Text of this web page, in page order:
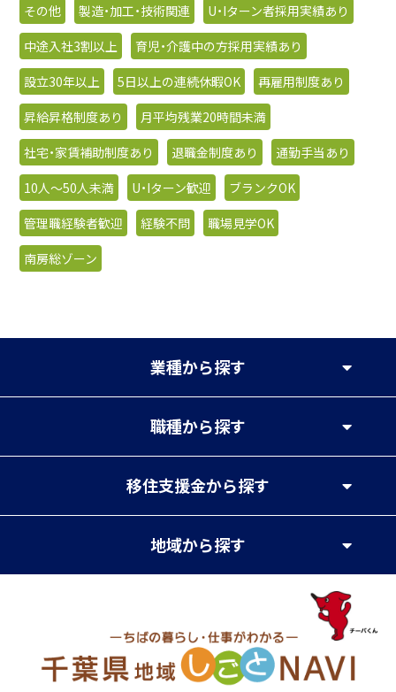
その他
製造・加工・技術関連
U・Iターン者採用実績あり
中途入社3割以上
育児・介護中の方採用実績あり
設立30年以上
5日以上の連続休暇OK
再雇用制度あり
昇給昇格制度あり
月平均残業20時間未満
社宅・家賃補助制度あり
退職金制度あり
通勤手当あり
10人〜50人未満
U・Iターン歓迎
ブランクOK
管理職経験者歓迎
経験不問
職場見学OK
南房総ゾーン
業種から探す
職種から探す
移住支援金から探す
地域から探す